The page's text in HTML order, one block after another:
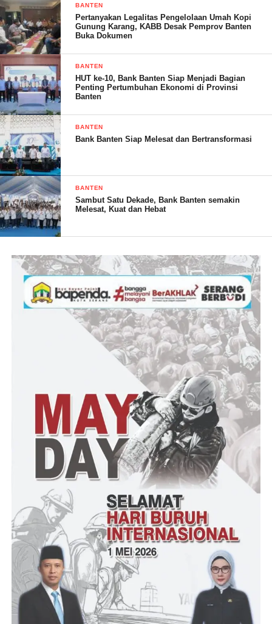
SOLA. (RG)
Post Views: 16
BANTEN
Pertanyakan Legalitas Pengelolaan Umah Kopi
Gunung Karang, KABB Desak Pemprov Banten
Buka Dokumen
BANTEN
HUT ke-10, Bank Banten Siap Menjadi Bagian
Penting Pertumbuhan Ekonomi di Provinsi
Banten
BANTEN
Bank Banten Siap Melesat dan Bertransformasi
BANTEN
Sambut Satu Dekade, Bank Banten semakin
Melesat, Kuat dan Hebat